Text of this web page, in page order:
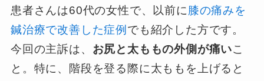
患者さんは60代の女性で、以前に膝の痛みを
鍼治療で改善した症例 でも紹介した方です。
今回の主訴は、 お尻と太ももの外側が痛いこ
と。特に、階段を登る際に太ももを上げると